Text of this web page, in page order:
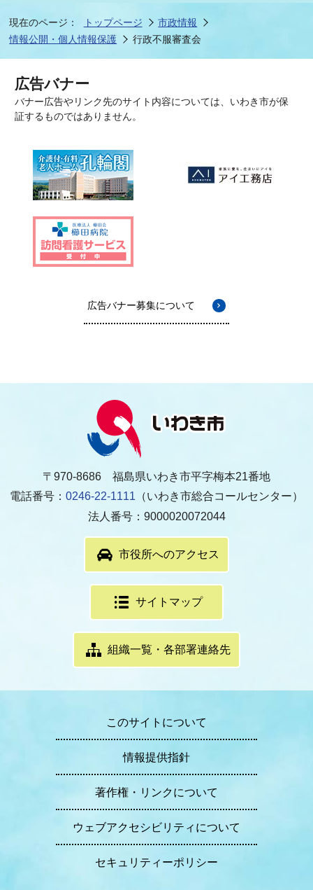
現在のページ： トップページ
市政情報
情報公開・個人情報保護
行政不服審査会
広告バナー
バナー広告やリンク先のサイト内容については、いわき市が保
証するものではありません。
広告バナー募集について
〒970-8686 福島県いわき市平字梅本21番地
電話番号： 0246-22-1111 （いわき市総合コールセンター）
法人番号：9000020072044
市役所へのアクセス
サイトマップ
組織一覧・各部署連絡先
このサイトについて
情報提供指針
著作権・リンクについて
ウェブアクセシビリティについて
セキュリティーポリシー